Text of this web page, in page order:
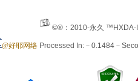
©®：2010-永久
@好耶网络 Processed In:－0.1484－